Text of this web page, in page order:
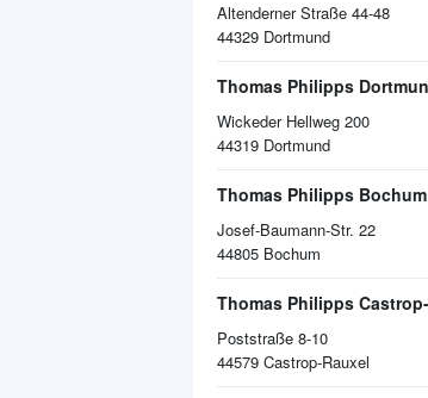
Altenderner Straße 44-48
44329 Dortmund
Wickeder Hellweg 200
44319 Dortmund
Thomas Philipps Bochum
Josef-Baumann-Str. 22
44805 Bochum
Poststraße 8-10
44579 Castrop-Rauxel